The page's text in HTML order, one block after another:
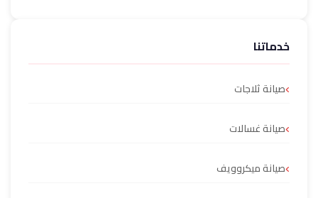
خدماتنا
صيانة ثلاجات
صيانة غسالات
صيانة ميكروويف